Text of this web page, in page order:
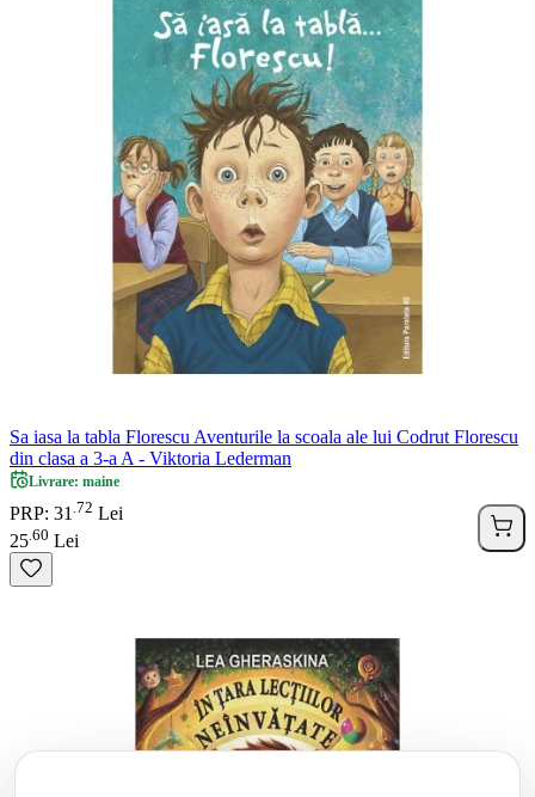
Sa iasa la tabla Florescu Aventurile la scoala ale lui Codrut Florescu
din clasa a 3-a A - Viktoria Lederman
Livrare: maine
PRP: 31 72 Lei
25 60 Lei